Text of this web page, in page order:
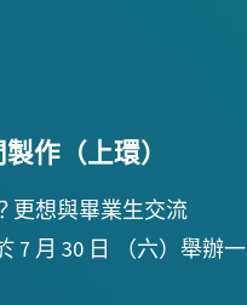
作（上環）
更想與畢業生交流
7 月 30 日 （六）舉辦一